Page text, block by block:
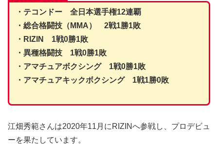
・テコンドー 全日本選手権12連覇
・総合格闘技（MMA） 2戦1勝1敗
・RIZIN 1戦0勝1敗
・異種格闘技 1戦0勝1敗
・アマチュアボクシング 1戦0勝1敗
・アマチュアキックボクシング 1戦1勝0敗
江畑秀範さんは2020年11月にRIZINへ参戦し、プロデビュ
ーを果たしています。